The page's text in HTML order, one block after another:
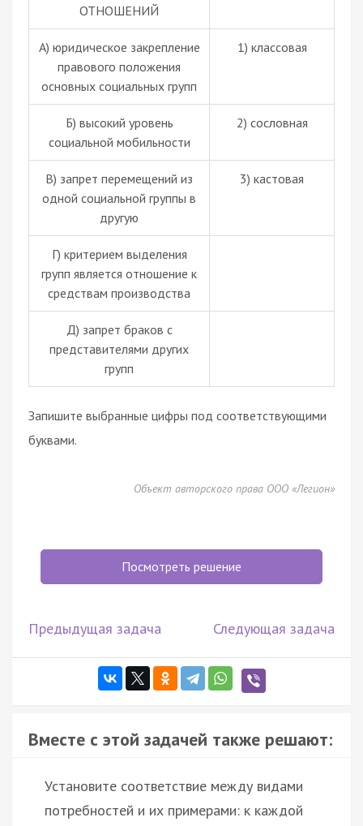
ОТНОШЕНИЙ
А) юридическое закрепление
правового положения
основных социальных групп
1) классовая
Б) высокий уровень
социальной мобильности
2) сословная
В) запрет перемещений из
одной социальной группы в
другую
3) кастовая
Г) критерием выделения
групп является отношение к
средствам производства
Д) запрет браков с
представителями других
групп
Запишите выбранные цифры под соответствующими
буквами.
Объект авторского права ООО «Легион»
Посмотреть решение
Предыдущая задача Следующая задача
Вместе с этой задачей также решают:
Установите соответствие между видами
потребностей и их примерами: к каждой